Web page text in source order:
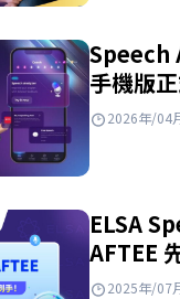
Speech
手機版
來看看有
能！
2026年/04
ELSA
AFTEE
輕鬆入手
2025年/07